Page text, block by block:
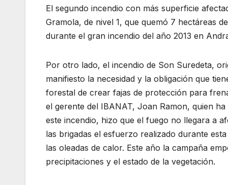
El segundo incendio con más superficie
Gramola, de nivel 1, que quemó 7 hectáreas
durante el gran incendio del año 2013 en
Por otro lado, el incendio de Son Suredeta,
manifiesto la necesidad y la obligación que
forestal de crear fajas de protección para
el gerente del IBANAT, Joan Ramon, quien
este incendio, hizo que el fuego no llegara a
las brigadas el esfuerzo realizado durante
las oleadas de calor. Este año la campaña
precipitaciones y el estado de la vegetación.